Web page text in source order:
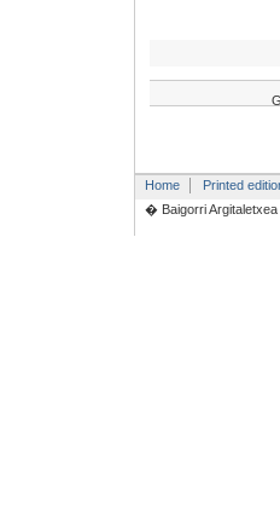
Home Printed
� Baigorri Argitaletxea